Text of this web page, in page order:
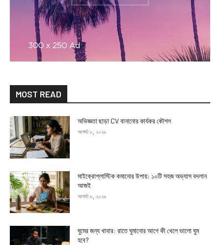
MOST READ
অভিজ্ঞতা ছাড়া CV বানানোর কার্যকর কৌশল
আগস্ট ৮, ২০২৬
মাইক্রোপ্লাস্টিক কমানোর উপায়: ১০টি সহজ অভ্যাস বদলান
আজই
আগস্ট ৮, ২০২৬
ঘুমের জন্য খাবার: রাতে ঘুমানোর আগে কী খেলে ভালো ঘুম
হবে?